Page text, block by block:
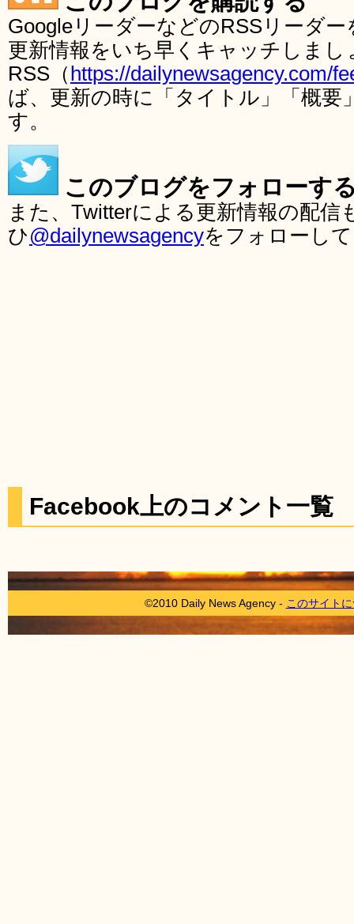
GoogleリーダーなどのRSSリーダ
更新情報をいち早くキャッチしま
RSS（ https://dailynewsagency.com/
ば、更新の時に「タイトル」「概要
す。
このブログをフォローす
また、Twitterによる更新情報の配
ひ@dailynewsagencyをフォローし
Facebook上のコメント一覧
©2010 Daily News Agency - このサイト